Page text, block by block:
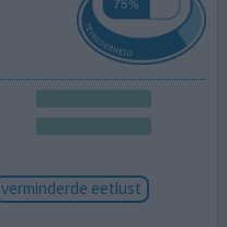
verminderde eetlust